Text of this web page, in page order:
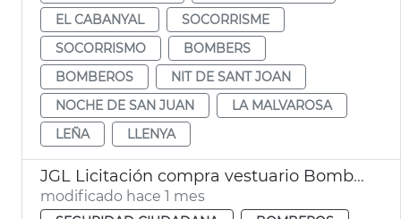
EL CABANYAL
SOCORRISME
SOCORRISMO
BOMBERS
BOMBEROS
NIT DE SANT JOAN
NOCHE DE SAN JUAN
LA MALVAROSA
LEÑA
LLENYA
JGL Licitación compra vestuario Bomberos València
modificado hace 1 mes